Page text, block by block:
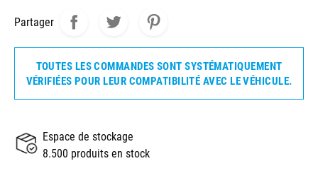
Partager
TOUTES LES COMMANDES SONT SYSTÉMATIQUEMENT
VÉRIFIÉES POUR LEUR COMPATIBILITÉ AVEC LE VÉHICULE.
Espace de stockage
8.500 produits en stock